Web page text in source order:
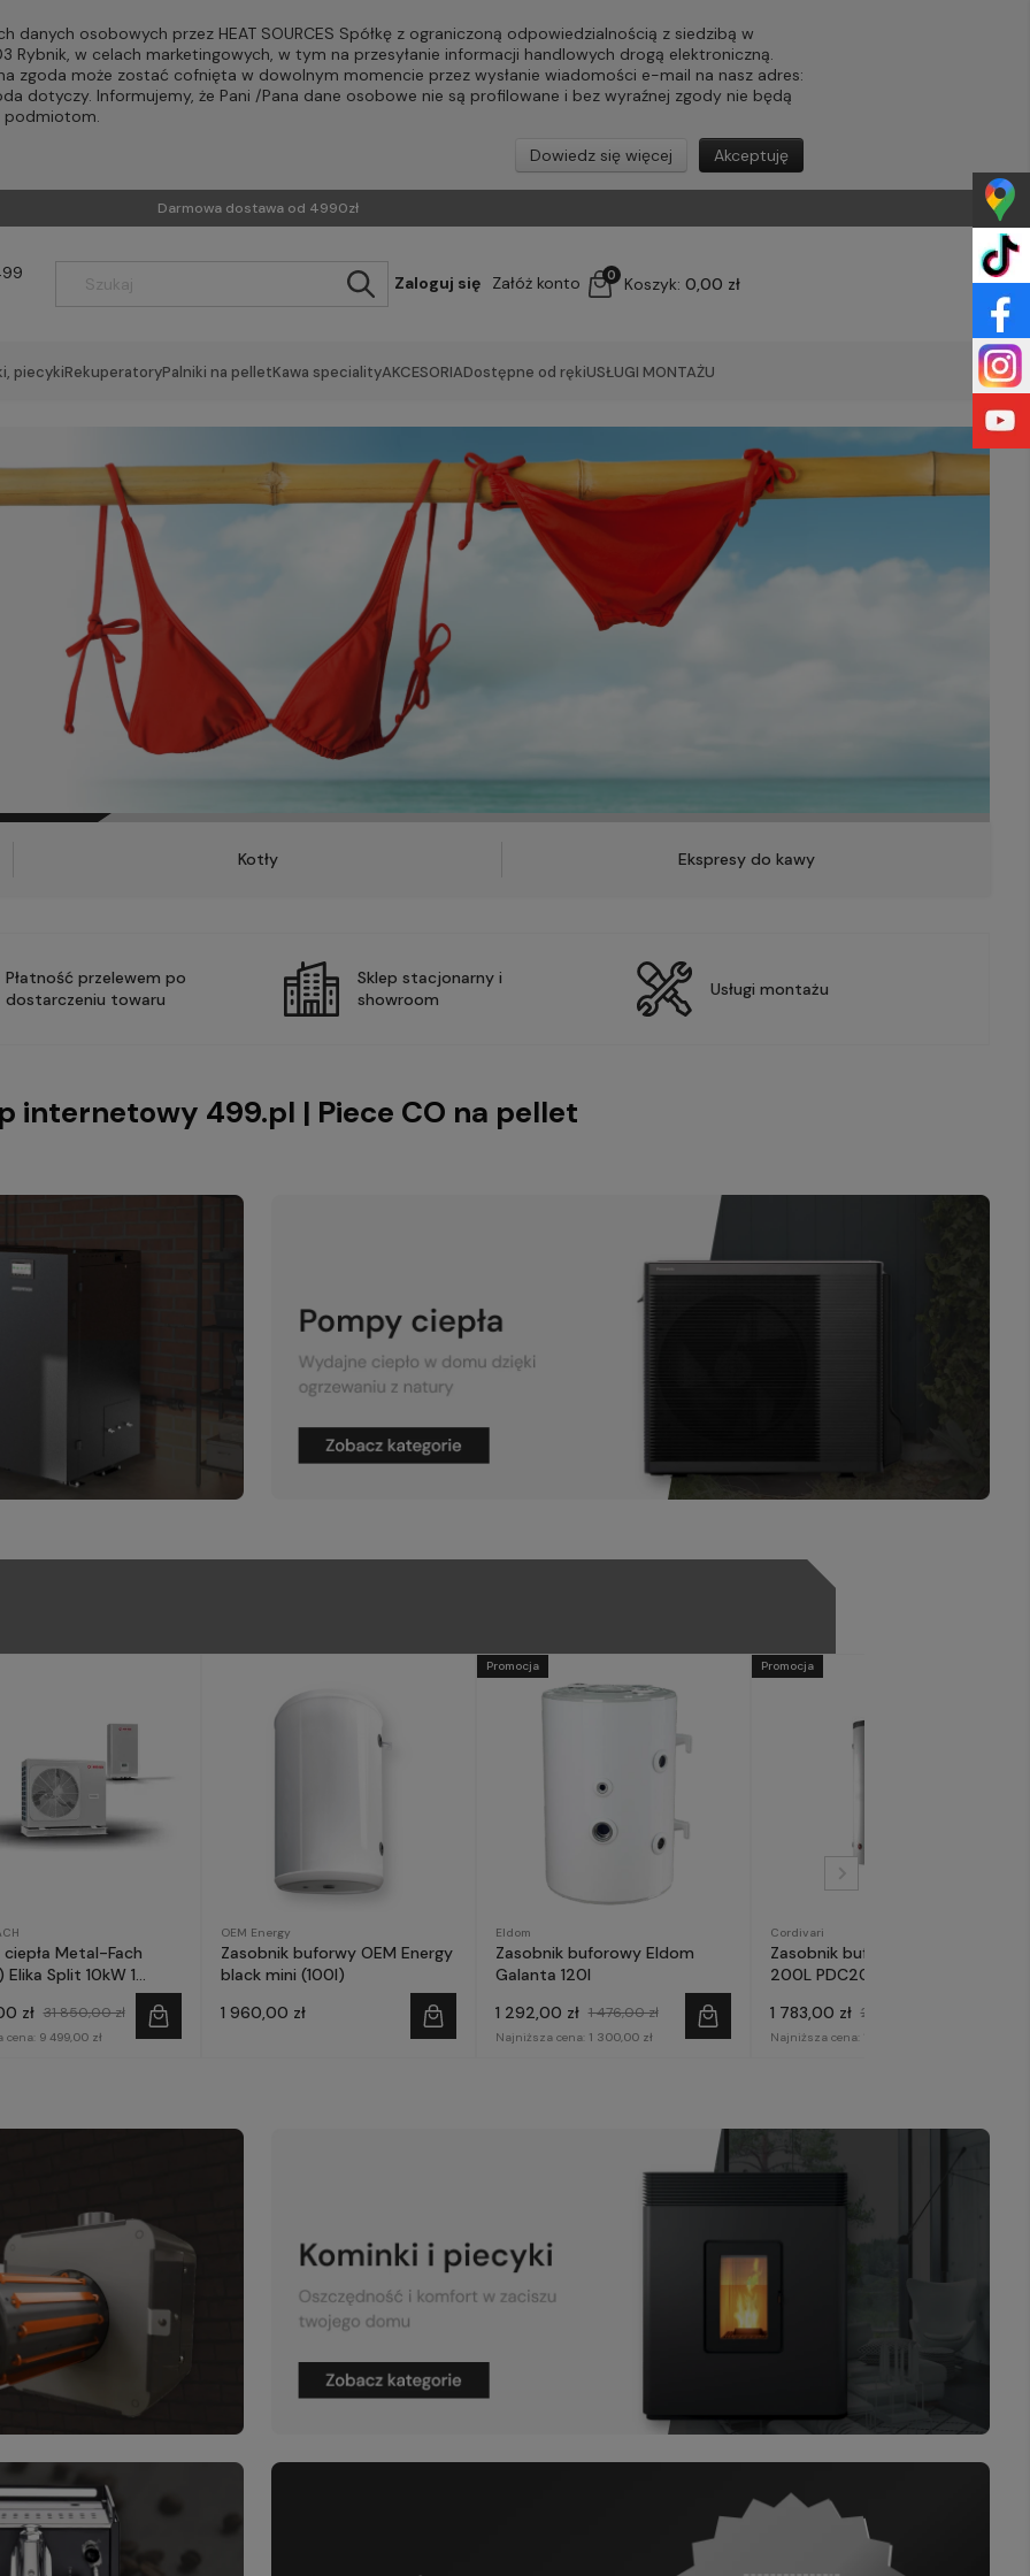
danych osobowych przez HEAT SOURCES Spółkę z ograniczoną odpowiedzialnością z siedzibą w
Rybnik, w celach marketingowych, w tym na przesyłanie informacji handlowych drogą elektroniczną.
zgoda może zostać cofnięta w dowolnym momencie przez wysłanie wiadomości e-mail na nasz adres:
dotyczy. Informujemy, że Pani /Pana dane osobowe nie są profilowane i bez wyraźnej zgody nie będą
podmiotom.
Akceptuję
Dowiedz się więcej
Darmowa dostawa od 4990zł
Zaloguj się Załóż konto Koszyk: 0,00 zł
0
piecykiRekuperatoryPalniki na pelletKawa specialityAKCESORIADostępne od rękiUSŁUGI MONTAŻU
Kotły Ekspresy do kawy
Płatność przelewem po
dostarczeniu towaru
Sklep stacjonarny i
showroom
Usługi montażu
internetowy 499.pl | Piece CO na pellet
Metal-Fach
Elika Split 10kW 1
zł 31 850,00 zł
cena: 9 499,00 zł
OEM Energy
Zasobnik buforwy OEM Energy
black mini (100l)
1 960,00 zł
Eldom
Zasobnik buforowy Eldom
Galanta 120l
1 292,00 zł 1 476,00 zł
Najniższa cena: 1 300,00 zł
Promocja
Cordivari
Zasobnik buforowy Cordivari
200L PDC200
1 783,00 zł 2 099,00 zł
Najniższa cena:
Promocja